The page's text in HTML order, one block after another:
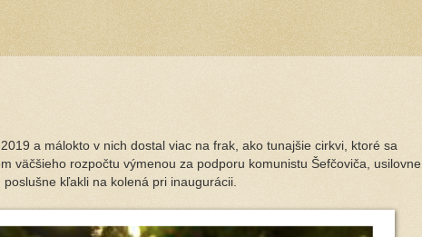
a málokto v nich dostal viac na frak, ako tunajšie cirkvi, ktoré sa
väčšieho rozpočtu výmenou za podporu komunistu Šefčoviča, usilovne
kľakli na kolená pri inaugurácii.